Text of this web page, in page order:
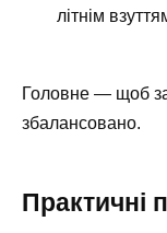
літнім
Головне — щоб
збалансовано.
Практичні